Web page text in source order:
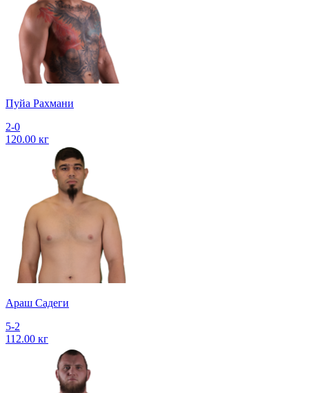
Пуйа Рахмани
2-0
120.00 кг
Араш Садеги
5-2
112.00 кг